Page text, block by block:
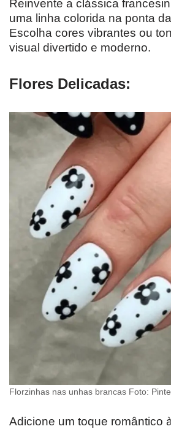
Reinvente a clássica
uma linha colorida na ponta
Escolha cores vibrantes ou
visual divertido e moderno.
Flores Delicadas:
Florzinhas nas unhas brancas Foto:
Adicione um toque romântico